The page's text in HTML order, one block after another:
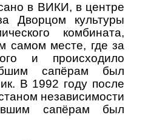
в ВИКИ, в центре
Дворцом культуры
комбината,
самом месте, где за
и происходило
сапёрам был
В 1992 году после
независимости
сапёрам был